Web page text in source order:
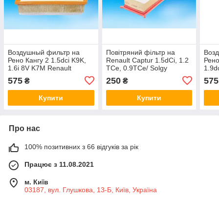
Воздушный фильтр на
Рено Кангу 2 1.5dci K9K,
1.6i 8V K7M Renault
575 ₴
Купити
Повітряний фільтр на
Renault Captur 1.5dCi, 1.2
TCe, 0.9TCe/ Solgy
250₴
Купити
575
Про нас
100% позитивних з 66 відгуків за рік
Працює з 11.08.2021
м. Київ
03187, вул. Глушкова, 13-Б, Київ, Україна